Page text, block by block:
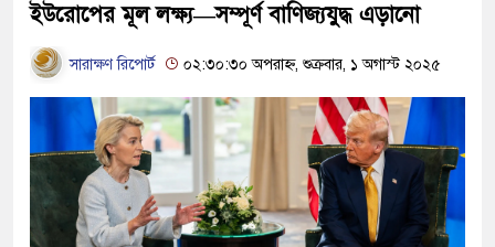
ইউরোপের মূল লক্ষ্য—সম্পূর্ণ বাণিজ্যযুদ্ধ এড়ানো
সারাক্ষণ রিপোর্ট ০২:৩০:৩০ অপরাহ্ন, শুক্রবার, ১ অগাস্ট ২০২৫